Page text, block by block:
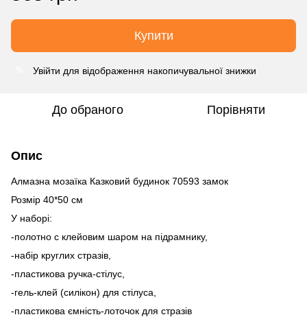
Купити
Увійти для відображення накопичувальної знижки
До обраного Порівняти
Опис
Алмазна мозаїка Казковий будинок 70593 замок
Розмір 40*50 см
У наборі:
-полотно с клейовим шаром на підрамнику,
-набір круглих стразів,
-пластикова ручка-стілус,
-гель-клей (силікон) для стілуса,
-пластикова ємність-лоточок для стразів